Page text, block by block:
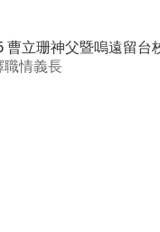
曹立珊神父暨嗚遠留台
職情義長